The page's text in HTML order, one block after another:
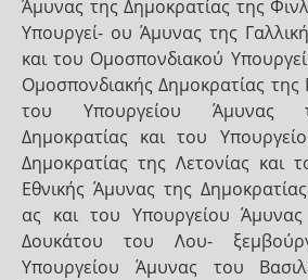
Άμυνας της Δημοκρατίας της
Υπουργεί- ου Άμυνας της
και του Ομοσπονδιακού
Ομοσπονδιακής Δημοκρατίας της
του Υπουργείου Άμυνας
Δημοκρατίας και του
Δημοκρατίας της Λετονίας και
Εθνικής Άμυνας της
ας και του Υπουργείου
Δουκάτου του Λου-
Υπουργείου Άμυνας του